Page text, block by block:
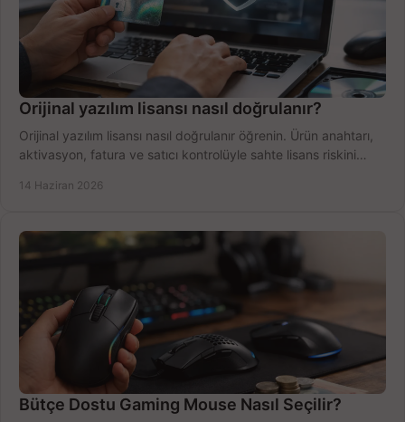
Orijinal yazılım lisansı nasıl doğrulanır?
Orijinal yazılım lisansı nasıl doğrulanır öğrenin. Ürün anahtarı,
aktivasyon, fatura ve satıcı kontrolüyle sahte lisans riskini
14 Haziran 2026
Bütçe Dostu Gaming Mouse Nasıl Seçilir?